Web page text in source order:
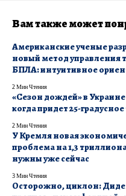
Вам также может
Американские ученые
новый метод управления
БПЛА: интуитивное
2 Мин Чтения
«Сезон дождей» в Украине
когда придет 25-
2 Мин Чтения
У Кремля новая
проблема на 1,3
нужны уже сейчас
3 Мин Чтения
Осторожно, циклон: